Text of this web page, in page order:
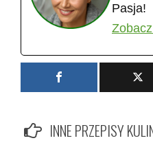
Pasja!
INNE PRZEPISY